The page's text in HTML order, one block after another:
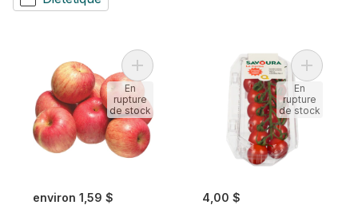
environ 1,59 $
Ajouter Pommes Fuji au panier
En
rupture
de stock
4,00 $
Ajouter
En
rupture
de stock